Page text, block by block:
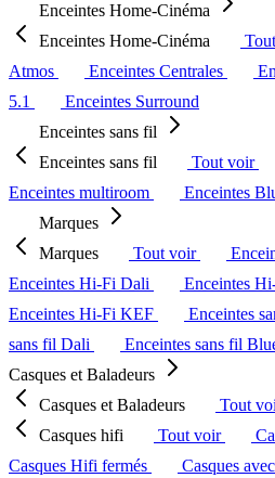
Enceintes Home-Cinéma
Enceintes Home-Cinéma
Atmos
Enceintes Centrales
5.1
Enceintes Surround
Enceintes sans fil
Enceintes sans fil
Tout voir
Enceintes multiroom
Enceintes
Marques
Marques
Tout voir
Enceintes Hi-Fi Dali
Enceintes
Enceintes Hi-Fi KEF
Enceintes
sans fil Dali
Enceintes sans fil
Casques et Baladeurs
Casques et Baladeurs
Tout
Casques hifi
Tout voir
Casques Hifi fermés
Casques